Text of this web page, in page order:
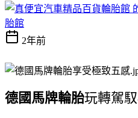
胎館
2年前
德國馬牌輪胎玩轉駕